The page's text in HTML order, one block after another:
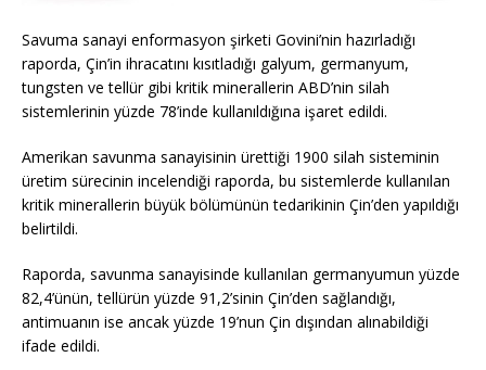
Savuma sanayi enformasyon şirketi Govini’nin hazırladığı
raporda, Çin’in ihracatını kısıtladığı galyum, germanyum,
tungsten ve tellür gibi kritik minerallerin ABD’nin silah
sistemlerinin yüzde 78’inde kullanıldığına işaret edildi.
Amerikan savunma sanayisinin ürettiği 1900 silah sisteminin
üretim sürecinin incelendiği raporda, bu sistemlerde kullanılan
kritik minerallerin büyük bölümünün tedarikinin Çin’den yapıldığı
belirtildi.
Raporda, savunma sanayisinde kullanılan germanyumun yüzde
82,4’ünün, tellürün yüzde 91,2’sinin Çin’den sağlandığı,
antimuanın ise ancak yüzde 19’nun Çin dışından alınabildiği
ifade edildi.